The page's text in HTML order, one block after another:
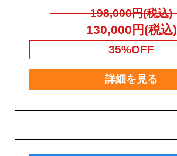
198,000円(税込)
130,000円(税込)
35%OFF
詳細を見る